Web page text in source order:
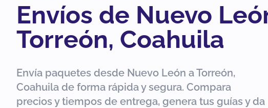
Envíos de Nuevo
Torreón, Coahuila
Envía paquetes desde Nuevo León a Torreón,
Coahuila de forma rápida y segura. Compara
precios y tiempos de entrega, genera tus guías y da